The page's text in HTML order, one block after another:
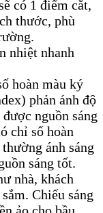
có 1 điểm cắt,
thước, phù
nhiệt nhanh
hoàn màu ký
phản ánh độ
nguồn sáng
chỉ số hoàn
ánh sáng
sáng tốt.
nhà, khách
Chiếu sáng